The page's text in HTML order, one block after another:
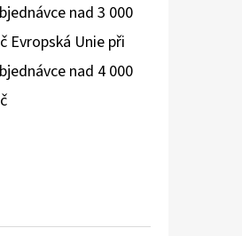
nad 3 000
Evropská Unie při
nad 4 000